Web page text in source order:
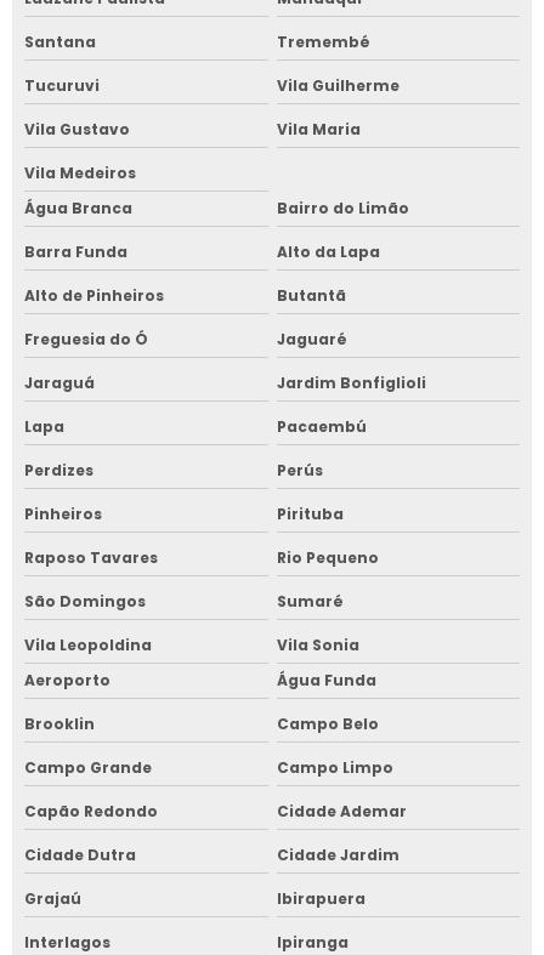
Santana Tremembé
Tucuruvi Vila Guilherme
Vila Gustavo Vila Maria
Vila Medeiros
Água Branca
Bairro do Limão
Barra Funda Alto da Lapa
Alto de Pinheiros Butantã
Freguesia do Ó Jaguaré
Jaraguá Jardim Bonfiglioli
Lapa Pacaembú
Perdizes Perús
Pinheiros Pirituba
Raposo Tavares Rio Pequeno
São Domingos Sumaré
Vila Leopoldina
Vila Sonia
Aeroporto
Água Funda
Brooklin Campo Belo
Campo Grande Campo Limpo
Capão Redondo Cidade Ademar
Cidade Dutra Cidade Jardim
Grajaú Ibirapuera
Interlagos Ipiranga